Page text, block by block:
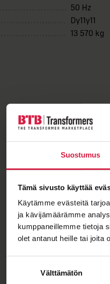
Suostumus
Tämä sivusto käyttää
Käytämme evästeitä
ja kävijämäärämme
kumppaneillemme tietoja
olet antanut heille tai joita
Välttämätön
50 Hz
Dy11y11
13 570 kg